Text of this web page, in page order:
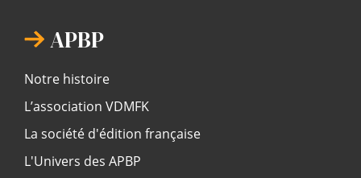
APBP
Notre histoire
L’association VDMFK
La société d'édition française
L'Univers des APBP